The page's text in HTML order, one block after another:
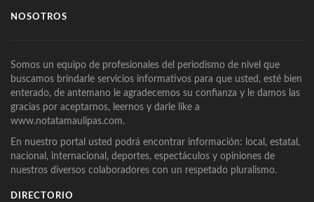
NOSOTROS
Somos un equipo de profesionales del periodismo de nivel que
buscamos brindarle servicios informativos para que usted, esté bien
enterado, de antemano le agradecemos su confianza y le damos las
gracias por aceptarnos, leernos y darle like a
www.notatamaulipas.com.
En nuestro portal usted podrá encontrar información: local, estatal,
nacional, internacional, deportes, espectáculos y opiniones de
nuestros diversos colaboradores con un respetado pluralismo.
DIRECTORIO